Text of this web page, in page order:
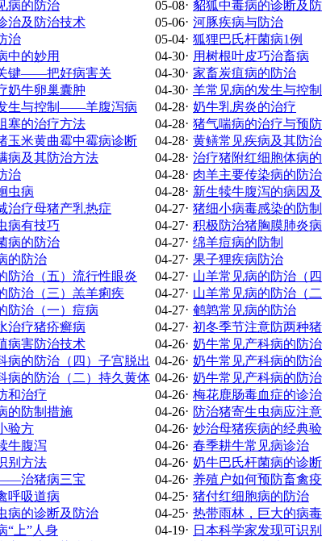
病的防治 05-08· 貂狐中毒病的诊断及
治及防治技术 05-06· 河豚疾病与防治
治 05-04· 狐狸巴氏杆菌病1例
中的妙用 04-30· 用树根叶皮巧治畜病
键——把好病害关 04-30· 家畜炭疽病的防治
奶牛卵巢囊肿 04-30· 羊常见病的发生与控
生与控制——羊腹泻病 04-28· 奶牛乳房炎的治疗
塞的治疗方法 04-28· 猪气喘病的治疗与预防
玉米黄曲霉中霉病诊断 04-28· 黄鳝常见疾病及其防
病及其防治方法 04-28· 治疗猪附红细胞体病
治 04-28· 肉羊主要传染病的防治
虫病 04-28· 新生犊牛腹泻的病因
治疗母猪产乳热症 04-27· 猪细小病毒感染的防制
病有技巧 04-27· 积极防治猪胸膜肺炎病
病的防治 04-27· 绵羊痘病的防制
的防治 04-27· 果子狸疾病防治
防治（五）流行性眼炎 04-27· 山羊常见病的防治（
防治（三）羔羊痢疾 04-27· 山羊常见病的防治（
防治（一）痘病 04-27· 鹌鹑常见病的防治
治疗猪疥癣病 04-27· 初冬季节注意防两种
病害防治技术 04-26· 奶牛常见产科病的防
病的防治（四）子宫脱出 04-26· 奶牛常见产科病的防
病的防治（二）持久黄体 04-26· 奶牛常见产科病的防
和治疗 04-26· 梅花鹿肠毒血症的诊治
的防制措施 04-26· 防治猪寄生虫病应注
验方 04-26· 妙治母猪疾病的经典
牛腹泻 04-26· 春季耕牛常见病诊治
别方法 04-26· 奶牛巴氏杆菌病的诊
治猪病三宝 04-26· 养殖户如何预防畜禽
呼吸道病 04-25· 猪付红细胞病的防治
病的诊断及防治 04-25· 热带雨林，巨大的病
“上”人身 04-19· 日本科学家发现可识